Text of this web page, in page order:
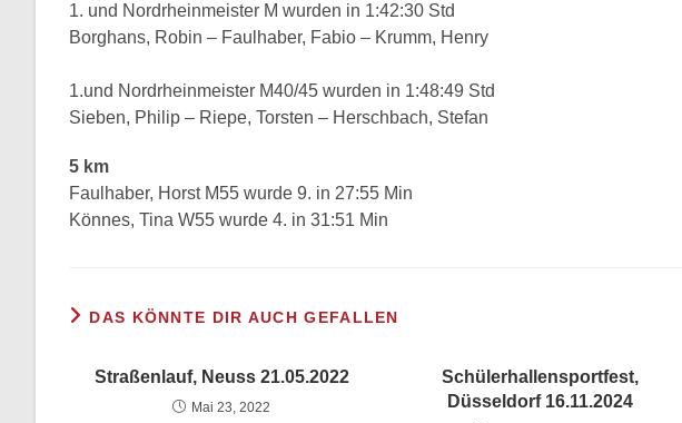
1. und Nordrheinmeister M wurden in 1:42:30 Std
Borghans, Robin – Faulhaber, Fabio – Krumm, Henry
1.und Nordrheinmeister M40/45 wurden in 1:48:49 Std
Sieben, Philip – Riepe, Torsten – Herschbach, Stefan
5 km
Faulhaber, Horst M55 wurde 9. in 27:55 Min
Könnes, Tina W55 wurde 4. in 31:51 Min
DAS KÖNNTE DIR AUCH GEFALLEN
Straßenlauf, Neuss 21.05.2022
Mai 23, 2022
Schülerhallensportfest,
Düsseldorf 16.11.2024